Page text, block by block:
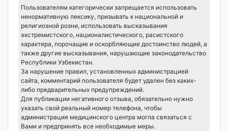
Пользователям категорически запрещается использовать
ненормативную лексику, призывать к национальной и
религиозной розни, использовать высказывания
экстремистского, националистического, расистского
характера, порочащие и оскорбляющие достоинство людей, а
также другие высказывания, нарушающие законодательство
Республики Узбекистан.
За нарушение правил, установленных администрацией
сайта, комментарий пользователя будет удален без каких-
либо предварительных предупреждений.
Для публикации негативного отзыва, обязательно нужно
указать свой реальный номер телефона, чтобы
администрация медицинского центра могла связаться с
Вами и предпринять все необходимые меры.